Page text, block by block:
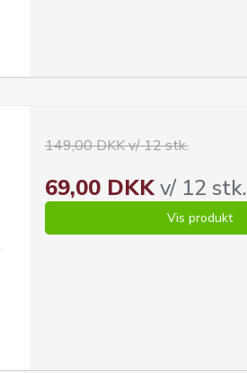
149,00 DKK v/ 12 stk.
69,00 DKKv/ 12 stk.
Vis produkt